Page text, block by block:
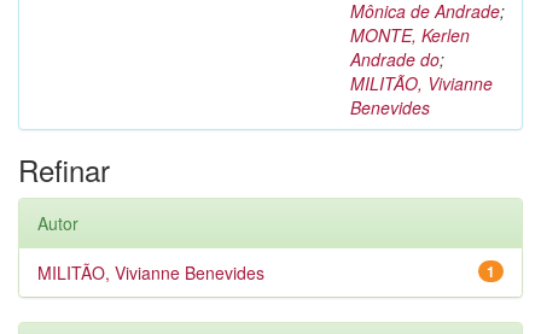
Mônica de Andrade;
MONTE, Kerlen
Andrade do;
MILITÃO, Vivianne
Benevides
Refinar
Autor
1
MILITÃO, Vivianne Benevides